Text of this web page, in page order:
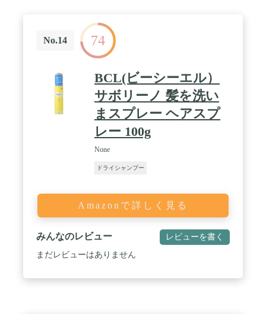
No.14 74
BCL(ビーシーエル）
サボリーノ 髪を洗い
まスプレー ヘアスプ
レー 100g
None
ドライシャンプー
Amazonで詳しく見る
みんなのレビュー レビューを書く
まだレビューはありません